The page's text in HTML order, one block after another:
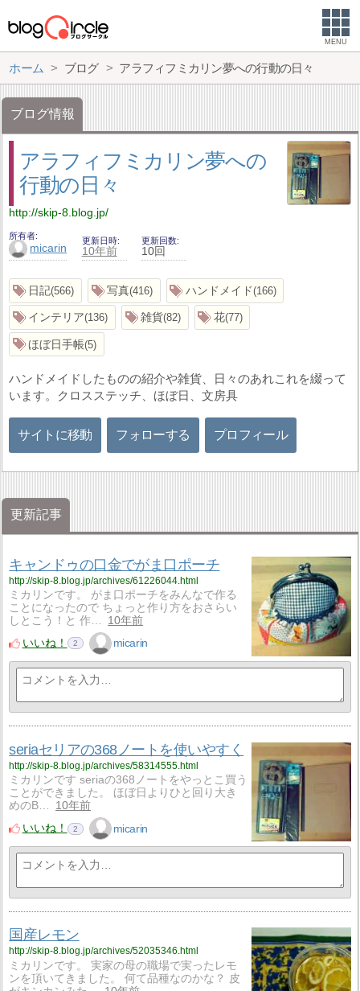
MENU
ホーム ブログ アラフィフミカリン夢への行動の日々
ブログ情報
アラフィフミカリン夢への
行動の日々
http://skip-8.blog.jp/
所有者
micarin
更新日時
10年前
更新回数
10回
日記 566 写真 416 ハンドメイド 166
インテリア 136 雑貨 82 花 77
ほぼ日手帳 5
ハンドメイドしたものの紹介や雑貨、日々のあれこれを綴って
います。クロスステッチ、ほぼ日、文房具
サイトに移動 フォローする プロフィール
更新記事
キャンドゥの口金でがま口ポーチ
http://skip-8.blog.jp/archives/61226044.html
ミカリンです。 がま口ポーチをみんなで作る
ことになったので ちょっと作り方をおさらい
しとこう！と 作…
10年前
いいね！
2 micarin
seriaセリアの368ノートを使いやすく
http://skip-8.blog.jp/archives/58314555.html
ミカリンです seriaの368ノートをやっとこ買う
ことができました。 ほぼ日よりひと回り大き
めのB…
10年前
いいね！
2 micarin
国産レモン
http://skip-8.blog.jp/archives/52035346.html
ミカリンです。 実家の母の職場で実ったレモ
ンを頂いてきました。 何て品種なのかな？ 皮